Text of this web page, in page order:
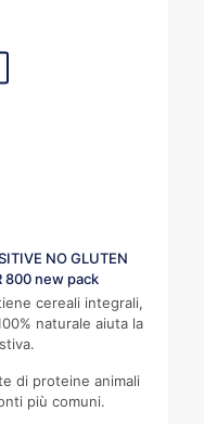
NO GLUTEN
800 new pack
cereali integrali,
naturale aiuta la
di proteine animali
più comuni.